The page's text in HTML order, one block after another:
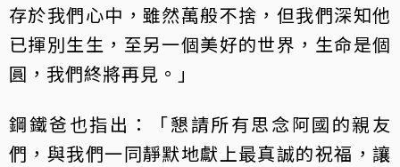
存於我們心中，雖然萬般不捨，但我們深知他
已揮別生生，至另一個美好的世界，生命是個
圓，我們終將再見。」
鋼鐵爸也指出：「懇請所有思念阿國的親友
們，與我們一同靜默地獻上最真誠的祝福，讓